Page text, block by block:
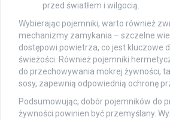
przed światłem i wilgocią.
Wybierając pojemniki, warto również
mechanizmy zamykania – szczelne
dostępowi powietrza, co jest kluczowe
świeżości. Również pojemniki
do przechowywania mokrej żywności,
sosy, zapewnią odpowiednią ochronę
Podsumowując, dobór pojemników do
żywności powinien być przemyślany.